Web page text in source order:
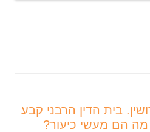
בית הדין הרבני קבע
מה הם מעשי כיעור?